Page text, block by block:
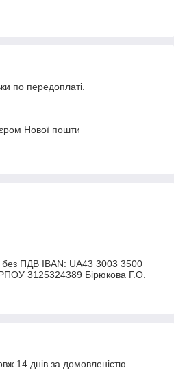
по передоплаті.
Нової пошти
без ПДВ IBAN: UA43 3003 3500
3125324389 Бірюкова Г.О.
14 днів за домовленістю